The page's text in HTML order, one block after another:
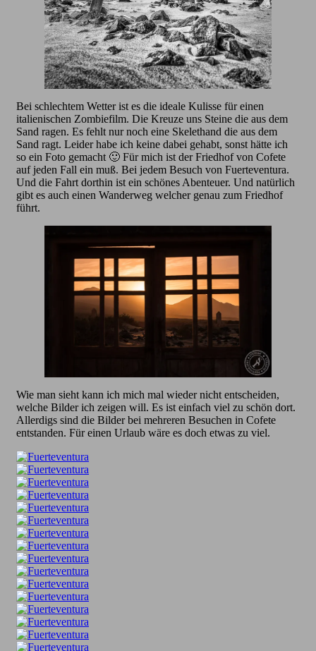
Bei schlechtem Wetter ist es die ideale Kulisse für einen
italienischen Zombiefilm. Die Kreuze uns Steine die aus dem
Sand ragen. Es fehlt nur noch eine Skelethand die aus dem
Sand ragt. Leider habe ich keine dabei gehabt, sonst hätte ich
so ein Foto gemacht 🙂 Für mich ist der Friedhof von Cofete
auf jeden Fall ein muß. Bei jedem Besuch von Fuerteventura.
Und die Fahrt dorthin ist ein schönes Abenteuer. Und natürlich
gibt es auch einen Wanderweg welcher genau zum Friedhof
führt.
Wie man sieht kann ich mich mal wieder nicht entscheiden,
welche Bilder ich zeigen will. Es ist einfach viel zu schön dort.
Allerdigs sind die Bilder bei mehreren Besuchen in Cofete
entstanden. Für einen Urlaub wäre es doch etwas zu viel.